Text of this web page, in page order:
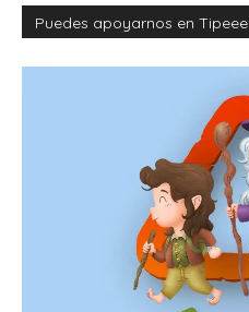
Puedes apoyarnos en Tipeee